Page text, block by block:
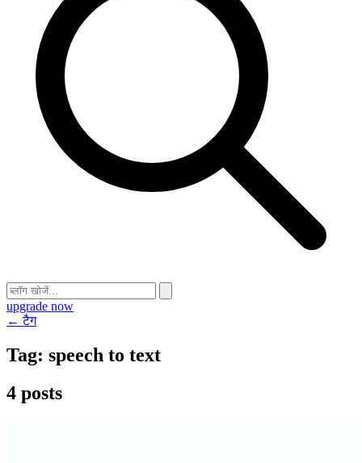
upgrade now
← टैग
Tag: speech to text
4 posts